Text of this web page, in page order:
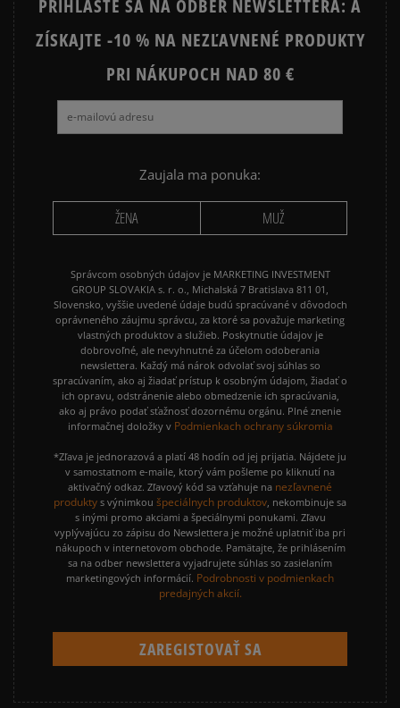
PRIHLÁSTE SA NA ODBER NEWSLETTERA: A
ZÍSKAJTE -10 % NA NEZĽAVNENÉ PRODUKTY
PRI NÁKUPOCH NAD 80 €
Zaujala ma ponuka:
ŽENA MUŽ
Správcom osobných údajov je MARKETING INVESTMENT
GROUP SLOVAKIA s. r. o., Michalská 7 Bratislava 811 01,
Slovensko, vyššie uvedené údaje budú spracúvané v dôvodoch
oprávneného záujmu správcu, za ktoré sa považuje marketing
vlastných produktov a služieb. Poskytnutie údajov je
dobrovoľné, ale nevyhnutné za účelom odoberania
newslettera. Každý má nárok odvolať svoj súhlas so
spracúvaním, ako aj žiadať prístup k osobným údajom, žiadať o
ich opravu, odstránenie alebo obmedzenie ich spracúvania,
ako aj právo podať sťažnosť dozornému orgánu. Plné znenie
informačnej doložky v Podmienkach ochrany súkromia
*Zľava je jednorazová a platí 48 hodín od jej prijatia. Nájdete ju
v samostatnom e-maile, ktorý vám pošleme po kliknutí na
aktivačný odkaz. Zľavový kód sa vzťahuje na nezľavnené
produkty s výnimkou špeciálnych produktov, nekombinuje sa
s inými promo akciami a špeciálnymi ponukami. Zľavu
vyplývajúcu zo zápisu do Newslettera je možné uplatniť iba pri
nákupoch v internetovom obchode. Pamätajte, že prihlásením
sa na odber newslettera vyjadrujete súhlas so zasielaním
marketingových informácií. Podrobnosti v podmienkach
predajných akcií.